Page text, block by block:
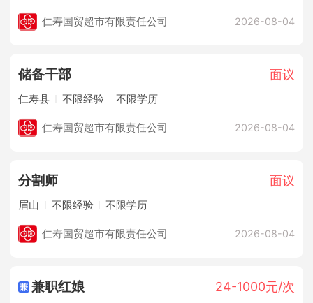
仁寿国贸超市有限责任公司 2026-08-04
储备干部 面议
仁寿县 不限经验 不限学历
仁寿国贸超市有限责任公司 2026-08-04
分割师 面议
眉山 不限经验 不限学历
仁寿国贸超市有限责任公司 2026-08-04
兼职红娘 24-1000元/次